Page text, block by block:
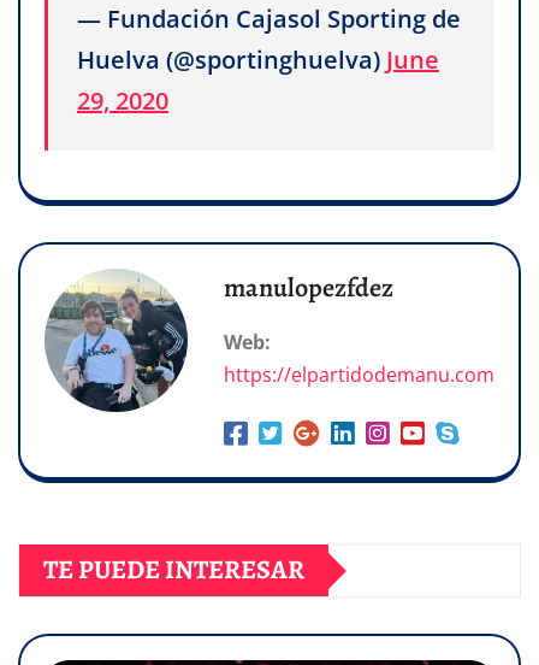
— Fundación Cajasol Sporting de
Huelva (@sportinghuelva) June
29, 2020
manulopezfdez
Web:
https://elpartidodemanu.com
TE PUEDE INTERESAR